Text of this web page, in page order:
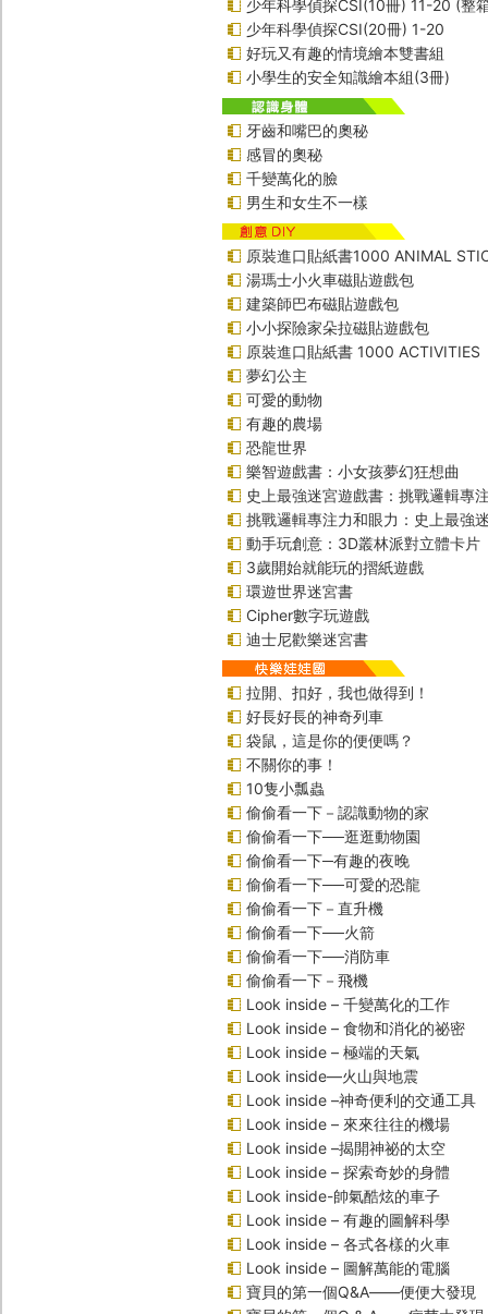
少年科學偵探CSI(10冊) 11-20 (整
少年科學偵探CSI(20冊) 1-20
好玩又有趣的情境繪本雙書組
小學生的安全知識繪本組(3冊)
牙齒和嘴巴的奧秘
感冒的奧秘
千變萬化的臉
男生和女生不一樣
原裝進口貼紙書1000 ANIMAL
湯瑪士小火車磁貼遊戲包
建築師巴布磁貼遊戲包
小小探險家朵拉磁貼遊戲包
原裝進口貼紙書 1000 ACTIVITIES
夢幻公主
可愛的動物
有趣的農場
恐龍世界
樂智遊戲書：小女孩夢幻狂想曲
史上最強迷宮遊戲書：挑戰邏輯專
挑戰邏輯專注力和眼力：史上最強
動手玩創意：3D叢林派對立體卡片
3歲開始就能玩的摺紙遊戲
環遊世界迷宮書
Cipher數字玩遊戲
迪士尼歡樂迷宮書
拉開、扣好，我也做得到！
好長好長的神奇列車
袋鼠，這是你的便便嗎？
不關你的事！
10隻小瓢蟲
偷偷看一下－認識動物的家
偷偷看一下──逛逛動物園
偷偷看一下─有趣的夜晚
偷偷看一下──可愛的恐龍
偷偷看一下－直升機
偷偷看一下──火箭
偷偷看一下──消防車
偷偷看一下－飛機
Look inside – 千變萬化的工作
Look inside – 食物和消化的祕密
Look inside – 極端的天氣
Look inside—火山與地震
Look inside –神奇便利的交通工具
Look inside – 來來往往的機場
Look inside –揭開神祕的太空
Look inside – 探索奇妙的身體
Look inside-帥氣酷炫的車子
Look inside – 有趣的圖解科學
Look inside – 各式各樣的火車
Look inside – 圖解萬能的電腦
寶貝的第一個Q&A――便便大發現